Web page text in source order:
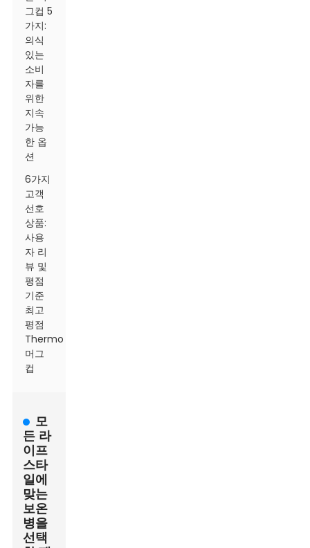
그컵 5
가지:
의식
있는
소비
자를
위한
지속
가능
한 옵
션
6가지
고객
선호
상품:
사용
자 리
뷰 및
평점
기준
최고
평점
Thermo
머그
컵
모
든 라
이프
스타
일에
맞는
보온
병을
선택